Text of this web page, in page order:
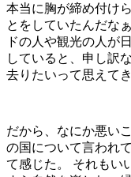
本当に胸が締め付け
とをしていたんだな
ドの人や観光の人が
していると、申し訳
去りたいって思えて
だから、なにか悪い
の国について言われ
て感じた。 それもい